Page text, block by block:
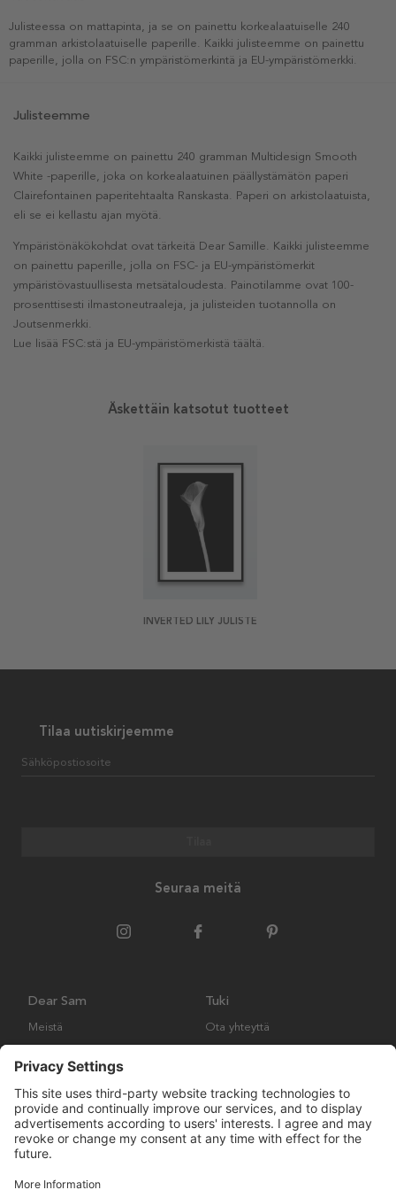
Julisteessa on mattapinta, ja se on painettu korkealaatuiselle 240
gramman arkistolaatuiselle paperille. Kaikki julisteemme on painettu
paperille, jolla on FSC:n ympäristömerkintä ja EU-ympäristömerkki.
Julisteemme
Kaikki julisteemme on painettu 240 gramman Multidesign Smooth
White -paperille, joka on korkealaatuinen päällystämätön paperi
Clairefontainen paperitehtaalta Ranskasta. Paperi on arkistolaatuista,
eli se ei kellastu ajan myötä.
Ympäristönäkökohdat ovat tärkeitä Dear Samille. Kaikki julisteemme
on painettu paperille, jolla on FSC- ja EU-ympäristömerkit
ympäristövastuullisesta metsätaloudesta. Painotilamme ovat 100-
prosenttisesti ilmastoneutraaleja, ja julisteiden tuotannolla on
Joutsenmerkki.
Lue lisää FSC:stä ja EU-ympäristömerkistä täältä.
Äskettäin katsotut tuotteet
INVERTED LILY JULISTE
Tilaa uutiskirjeemme
Sähköpostiosoite
Seuraa meitä
Dear Sam
Meistä
Tuki
Ota yhteyttä
Palautukset ja vaatimukset